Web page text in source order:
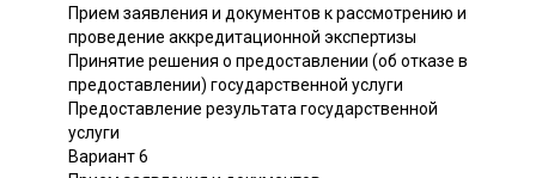
Прием заявления и документов к рассмотрению и
проведение аккредитационной экспертизы
Принятие решения о предоставлении (об отказе в
предоставлении) государственной услуги
Предоставление результата государственной
услуги
Вариант 6